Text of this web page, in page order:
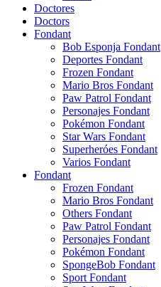
Doctores
Doctors
Fondant
Bob Esponja Fondant
Deportes Fondant
Frozen Fondant
Mario Bros Fondant
Paw Patrol Fondant
Personajes Fondant
Pokémon Fondant
Star Wars Fondant
Superheróes Fondant
Varios Fondant
Fondant
Frozen Fondant
Mario Bros Fondant
Others Fondant
Paw Patrol Fondant
Personajes Fondant
Pokémon Fondant
SpongeBob Fondant
Sport Fondant